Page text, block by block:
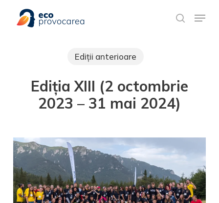
search
Meniu rapid
Ediții anterioare
Ediția XIII (2 octombrie
2023 – 31 mai 2024)